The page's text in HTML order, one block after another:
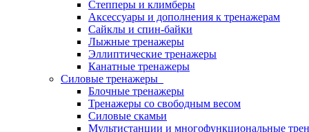
Степперы и климберы
Аксессуары и дополнения к тренажерам
Сайклы и спин-байки
Лыжные тренажеры
Эллиптические тренажеры
Канатные тренажеры
Силовые тренажеры
Блочные тренажеры
Тренажеры со свободным весом
Силовые скамьи
Мультистанции и многофункциональные